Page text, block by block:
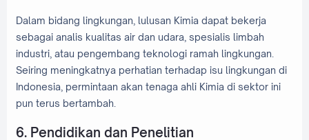
Dalam bidang lingkungan, lulusan Kimia dapat bekerja
sebagai analis kualitas air dan udara, spesialis limbah
industri, atau pengembang teknologi ramah lingkungan.
Seiring meningkatnya perhatian terhadap isu lingkungan di
Indonesia, permintaan akan tenaga ahli Kimia di sektor ini
pun terus bertambah.
6. Pendidikan dan Penelitian